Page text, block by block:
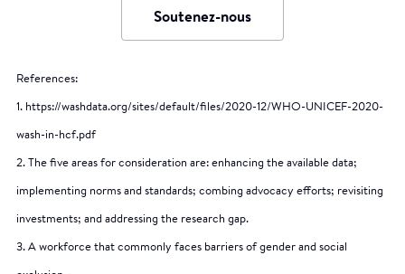
Soutenez-nous
References:
1. https://washdata.org/sites/default/files/2020-12/WHO-UNICEF-2020-
wash-in-hcf.pdf
2. The five areas for consideration are: enhancing the available data;
implementing norms and standards; combing advocacy efforts; revisiting
investments; and addressing the research gap.
3. A workforce that commonly faces barriers of gender and social